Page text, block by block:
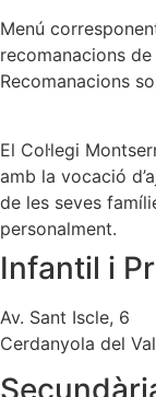
Menú
recomanacions
Recomanacions
El Col·legi
amb la vocació
de les seves
personalment.
Infantil i
Av. Sant Iscle, 6
Cerdanyola del